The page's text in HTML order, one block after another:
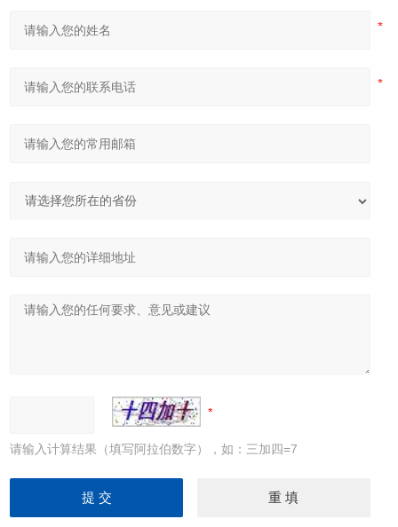
请输入计算结果（填写阿拉伯数字），如：三加四=7